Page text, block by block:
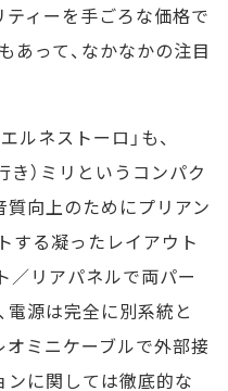
ティーを手ごろな価格で
あって、なかなかの注目
ルネストーロ」も、
き）ミリというコンパク
質向上のためにプリアン
する凝ったレイアウト
／リアパネルで両パー
電源は完全に別系統と
オミニケーブルで外部接
ンに関しては徹底的な